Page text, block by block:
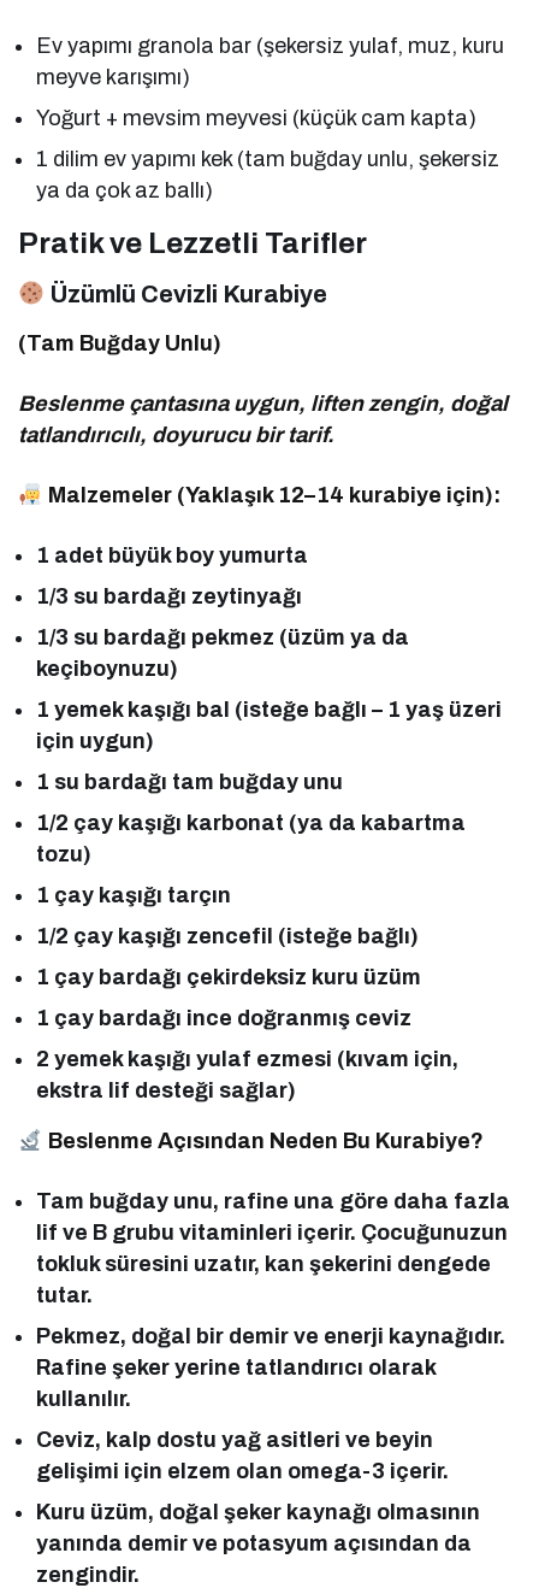
Ev yapımı granola bar (şekersiz yulaf, muz, kuru
meyve karışımı)
Yoğurt + mevsim meyvesi (küçük cam kapta)
1 dilim ev yapımı kek (tam buğday unlu, şekersiz
ya da çok az ballı)
Pratik ve Lezzetli Tarifler
Üzümlü Cevizli Kurabiye
(Tam Buğday Unlu)
Beslenme çantasına uygun, liften zengin, doğal
tatlandırıcılı, doyurucu bir tarif.
Malzemeler (Yaklaşık 12–14 kurabiye için):
1 adet büyük boy yumurta
1/3 su bardağı zeytinyağı
1/3 su bardağı pekmez (üzüm ya da
keçiboynuzu)
1 yemek kaşığı bal (isteğe bağlı – 1 yaş üzeri
için uygun)
1 su bardağı tam buğday unu
1/2 çay kaşığı karbonat (ya da kabartma
tozu)
1 çay kaşığı tarçın
1/2 çay kaşığı zencefil (isteğe bağlı)
1 çay bardağı çekirdeksiz kuru üzüm
1 çay bardağı ince doğranmış ceviz
2 yemek kaşığı yulaf ezmesi (kıvam için,
ekstra lif desteği sağlar)
Beslenme Açısından Neden Bu Kurabiye?
Tam buğday unu, rafine una göre daha fazla
lif ve B grubu vitaminleri içerir. Çocuğunuzun
tokluk süresini uzatır, kan şekerini dengede
tutar.
Pekmez, doğal bir demir ve enerji kaynağıdır.
Rafine şeker yerine tatlandırıcı olarak
kullanılır.
Ceviz, kalp dostu yağ asitleri ve beyin
gelişimi için elzem olan omega-3 içerir.
Kuru üzüm, doğal şeker kaynağı olmasının
yanında demir ve potasyum açısından da
zengindir.